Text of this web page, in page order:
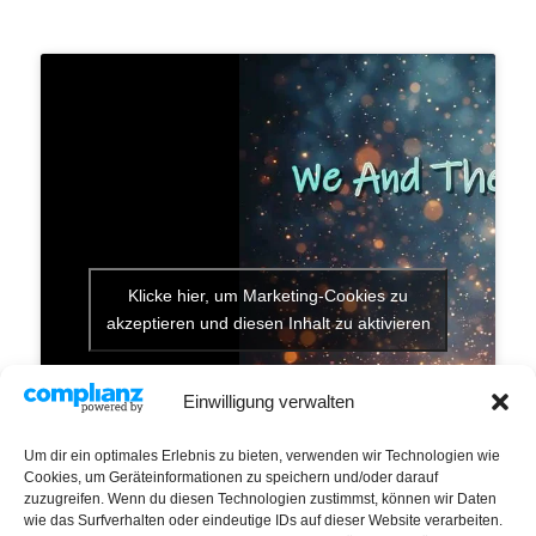
Einwilligung verwalten
Um dir ein optimales Erlebnis zu bieten, verwenden wir Technologien wie
Cookies, um Geräteinformationen zu speichern und/oder darauf
zuzugreifen. Wenn du diesen Technologien zustimmst, können wir Daten
wie das Surfverhalten oder eindeutige IDs auf dieser Website verarbeiten.
Klicke hier, um Marketing-Cookies zu
akzeptieren und diesen Inhalt zu aktivieren